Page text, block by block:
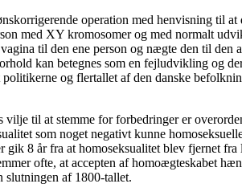
operation med henvisning til
med XY kromosomer og med normalt
til den ene person og nægte den til
kan betegnes som en fejludvikling og
og flertallet af den danske
til at stemme for forbedringer er
som noget negativt kunne
8 år fra at homoseksualitet blev fjernet
ofte, at accepten af homoægteskabet
slutningen af 1800-tallet.